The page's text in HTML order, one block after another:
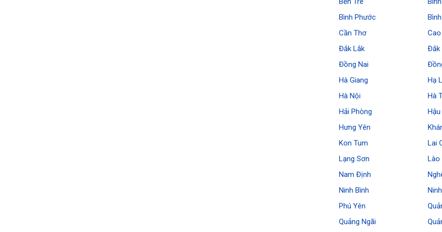
Bình Phước
Cần Thơ
Đắk Lắk
Đắk
Đồng Nai
Hà Giang
Hạ
Hà Nội
Hà
Hải Phòng
Hậu
Hưng Yên
Kon Tum
Lai
Lạng Sơn
Lào
Nam Định
Ninh Bình
Phú Yên
Quảng Ngãi